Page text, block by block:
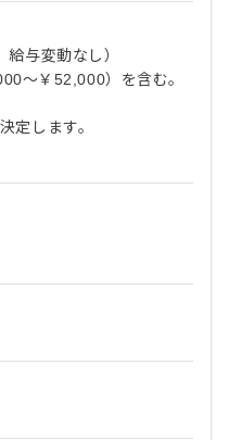
与変動なし）
～￥52,000）を含む。
定します。